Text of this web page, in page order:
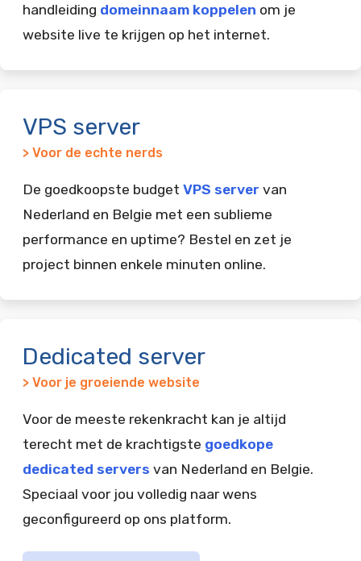
handleiding domeinnaam koppelen om je
website live te krijgen op het internet.
VPS server
> Voor de echte nerds
De goedkoopste budget VPS server van
Nederland en Belgie met een sublieme
performance en uptime? Bestel en zet je
project binnen enkele minuten online.
Dedicated server
> Voor je groeiende website
Voor de meeste rekenkracht kan je altijd
terecht met de krachtigste goedkope
dedicated servers van Nederland en Belgie.
Speciaal voor jou volledig naar wens
geconfigureerd op ons platform.